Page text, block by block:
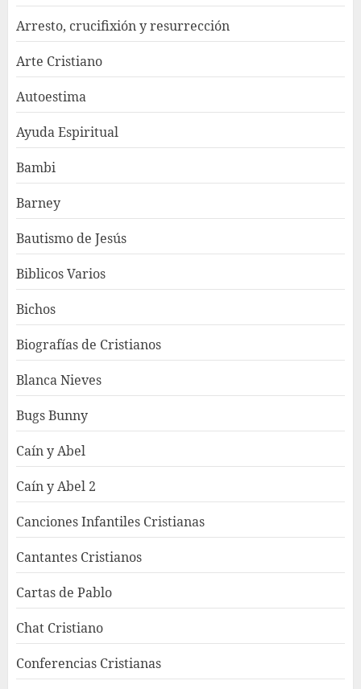
Arresto, crucifixión y resurrección
Arte Cristiano
Autoestima
Ayuda Espiritual
Bambi
Barney
Bautismo de Jesús
Biblicos Varios
Bichos
Biografías de Cristianos
Blanca Nieves
Bugs Bunny
Caín y Abel
Caín y Abel 2
Canciones Infantiles Cristianas
Cantantes Cristianos
Cartas de Pablo
Chat Cristiano
Conferencias Cristianas